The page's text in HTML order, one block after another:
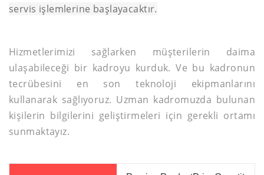
servis işlemlerine başlayacaktır.
Hizmetlerimizi sağlarken müşterilerin daima
ulaşabileceği bir kadroyu kurduk. Ve bu kadronun
tecrübesini en son teknoloji ekipmanlarını
kullanarak sağlıyoruz. Uzman kadromuzda bulunan
kişilerin bilgilerini geliştirmeleri için gerekli ortamı
sunmaktayız.